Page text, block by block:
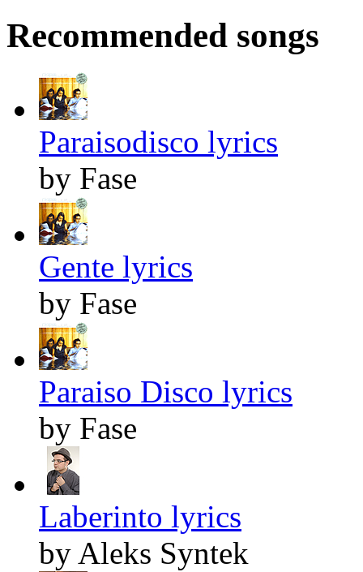
Recommended songs
Paraisodisco lyrics
by Fase
Gente lyrics
by Fase
Paraiso Disco lyrics
by Fase
Laberinto lyrics
by Aleks Syntek